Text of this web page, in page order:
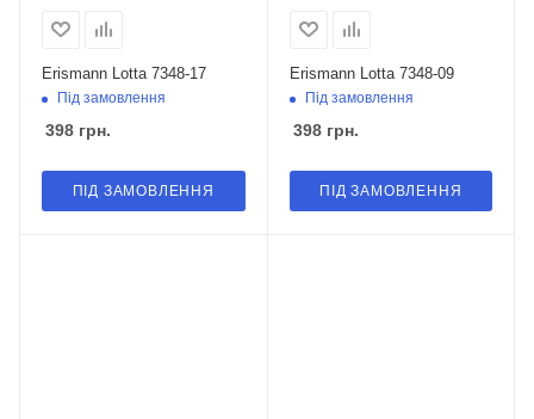
Erismann Lotta 7348-17
Під замовлення
398 грн.
ПІД ЗАМОВЛЕННЯ
Erismann Lotta 7348-09
Під замовлення
398грн.
ПІД ЗАМОВЛЕННЯ